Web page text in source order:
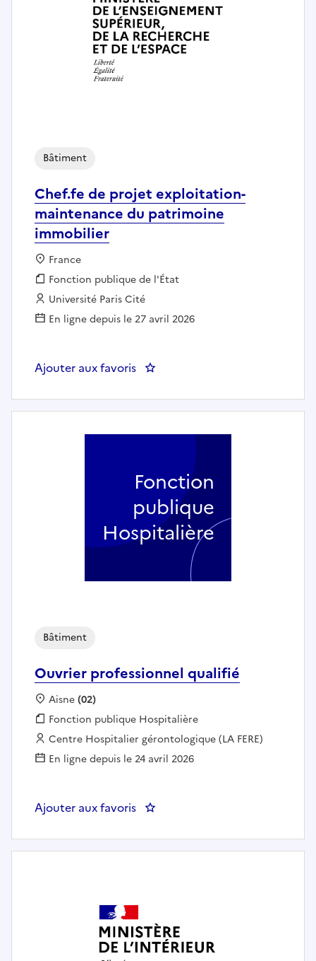
Chef.fe de projet exploitation-
maintenance du patrimoine
immobilier
Bâtiment
Localisation :
France
Fonction publique :
Fonction publique de l'État
Employeur :
Université Paris Cité
En ligne depuis le 27 avril 2026
Ajouter aux favoris : Chef.fe de projet
Ouvrier professionnel qualifié
Bâtiment
Localisation :
Aisne(02)
Fonction publique :
Fonction publique Hospitalière
Employeur :
Centre Hospitalier gérontologique (LA FERE)
En ligne depuis le 24 avril 2026
Ajouter aux favoris : Ouvrier professionnel qualifié
Fonction
publique
Hospitalière